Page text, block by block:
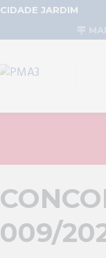
CIDADE JARDIM
009/